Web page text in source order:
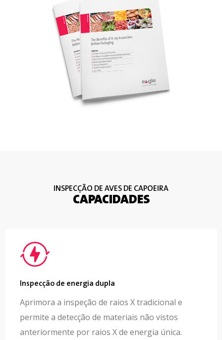
INSPECÇÃO DE AVES DE CAPOEIRA
CAPACIDADES
Inspecção de energia dupla
Aprimora a inspeção de raios X tradicional e
permite a detecção de materiais não vistos
anteriormente por raios X de energia única.